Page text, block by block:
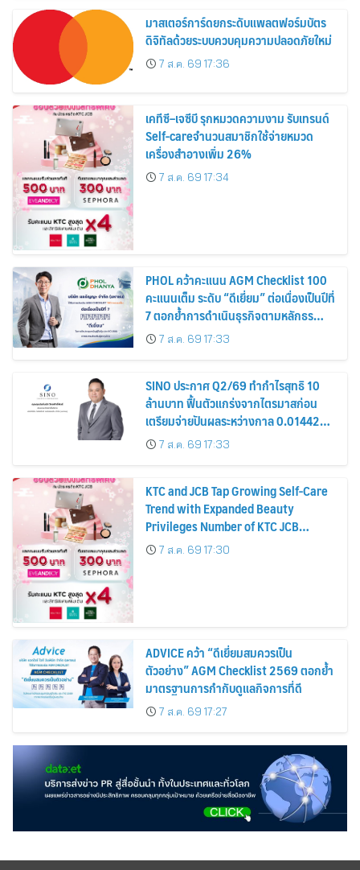
มาสเตอร์การ์ดยกระดับแพลตฟอร์มบัตร
ดิจิทัลด้วยระบบควบคุมความปลอดภัยใหม่
7 ส.ค. 69 17:36
เคทีซี–เจซีบี รุกหมวดความงาม รับเทรนด์
Self-careจำนวนสมาชิกใช้จ่ายหมวด
เครื่องสำอางเพิ่ม 26%
7 ส.ค. 69 17:34
PHOL คว้าคะแนน AGM Checklist 100
คะแนนเต็ม ระดับ “ดีเยี่ยม” ต่อเนื่องเป็นปีที่
7 ตอกย้ำการดำเนินธุรกิจตามหลักธร
รมาภิบาล โปร่งใส สร้างความเชื่อมั่นผู้ถือ
หุ้น
7 ส.ค. 69 17:33
SINO ประกาศ Q2/69 ทำกำไรสุทธิ 10
ล้านบาท ฟื้นตัวแกร่งจากไตรมาสก่อน
เตรียมจ่ายปันผลระหว่างกาล 0.014423
บาทต่อหุ้น ครึ่งปีหลังมุ่งเติบโตต่อเนื่อง
7 ส.ค. 69 17:33
KTC and JCB Tap Growing Self-Care
Trend with Expanded Beauty
Privileges Number of KTC JCB
Cardmembers Spending on
Cosmetics Rises 26%
7 ส.ค. 69 17:30
ADVICE คว้า “ดีเยี่ยมสมควรเป็น
ตัวอย่าง” AGM Checklist 2569 ตอกย้ำ
มาตรฐานการกำกับดูแลกิจการที่ดี
7 ส.ค. 69 17:27